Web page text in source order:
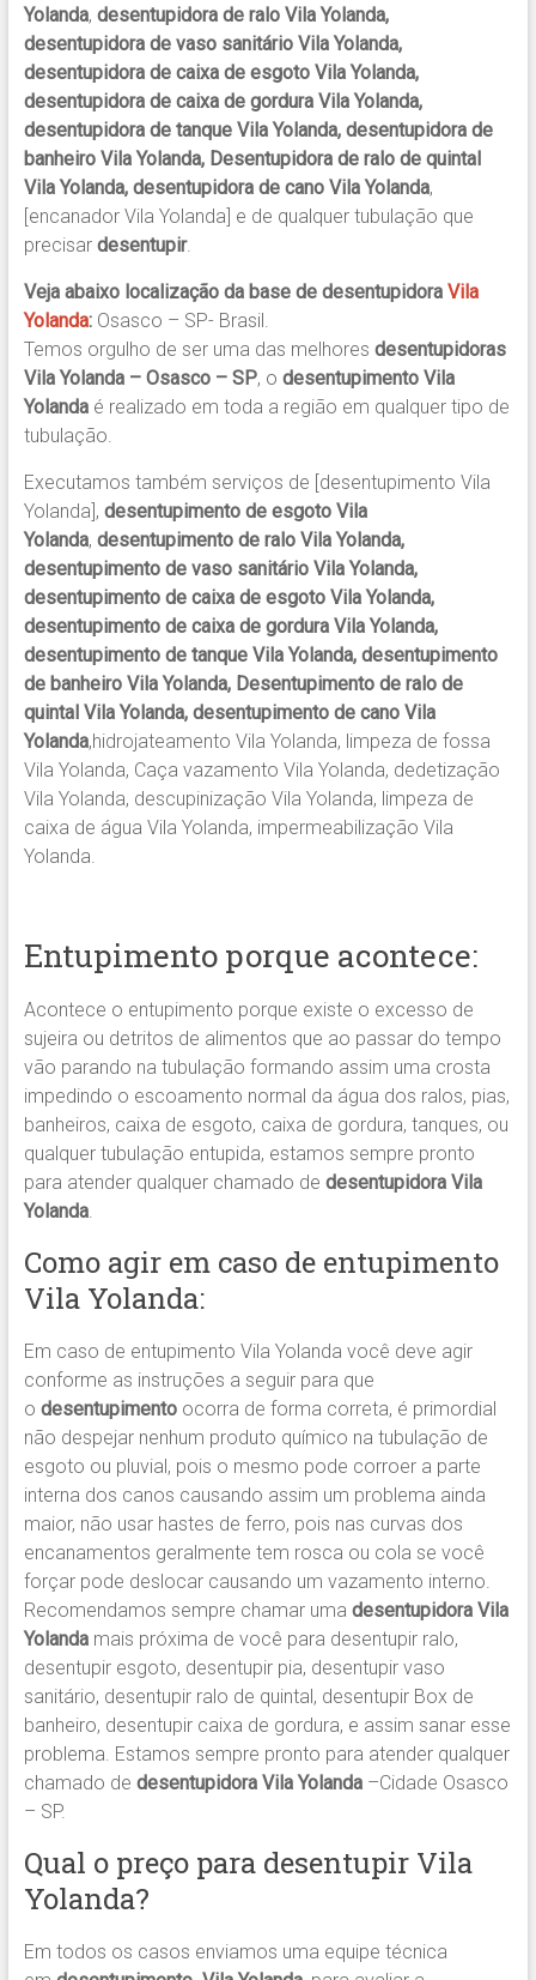
Yolanda, desentupidora de ralo Vila Yolanda,
desentupidora de vaso sanitário Vila Yolanda,
desentupidora de caixa de esgoto Vila Yolanda,
desentupidora de caixa de gordura Vila Yolanda,
desentupidora de tanque Vila Yolanda, desentupidora de
banheiro Vila Yolanda, Desentupidora de ralo de quintal
Vila Yolanda, desentupidora de cano Vila Yolanda,
[encanador Vila Yolanda] e de qualquer tubulação que
precisar desentupir.
Veja abaixo localização da base de desentupidora Vila
Yolanda:Osasco – SP- Brasil.
Temos orgulho de ser uma das melhores desentupidoras
Vila Yolanda – Osasco – SP, o desentupimento Vila
Yolandaé realizado em toda a região em qualquer tipo de
tubulação.
Executamos também serviços de [desentupimento Vila
Yolanda], desentupimento de esgoto Vila
Yolanda, desentupimento de ralo Vila Yolanda,
desentupimento de vaso sanitário Vila Yolanda,
desentupimento de caixa de esgoto Vila Yolanda,
desentupimento de caixa de gordura Vila Yolanda,
desentupimento de tanque Vila Yolanda, desentupimento
de banheiro Vila Yolanda, Desentupimento de ralo de
quintal Vila Yolanda, desentupimento de cano Vila
Yolanda,hidrojateamento Vila Yolanda, limpeza de fossa
Vila Yolanda, Caça vazamento Vila Yolanda, dedetização
Vila Yolanda, descupinização Vila Yolanda, limpeza de
caixa de água Vila Yolanda, impermeabilização Vila
Yolanda.
Entupimento porque acontece:
Acontece o entupimento porque existe o excesso de
sujeira ou detritos de alimentos que ao passar do tempo
vão parando na tubulação formando assim uma crosta
impedindo o escoamento normal da água dos ralos, pias,
banheiros, caixa de esgoto, caixa de gordura, tanques, ou
qualquer tubulação entupida, estamos sempre pronto
para atender qualquer chamado de desentupidora Vila
Yolanda.
Como agir em caso de entupimento
Vila Yolanda:
Em caso de entupimento Vila Yolanda você deve agir
conforme as instruções a seguir para que
o desentupimentoocorra de forma correta, é primordial
não despejar nenhum produto químico na tubulação de
esgoto ou pluvial, pois o mesmo pode corroer a parte
interna dos canos causando assim um problema ainda
maior, não usar hastes de ferro, pois nas curvas dos
encanamentos geralmente tem rosca ou cola se você
forçar pode deslocar causando um vazamento interno.
Recomendamos sempre chamar uma desentupidora Vila
Yolandamais próxima de você para desentupir ralo,
desentupir esgoto, desentupir pia, desentupir vaso
sanitário, desentupir ralo de quintal, desentupir Box de
banheiro, desentupir caixa de gordura, e assim sanar esse
problema. Estamos sempre pronto para atender qualquer
chamado de desentupidora Vila Yolanda–Cidade Osasco
– SP.
Qual o preço para desentupir Vila
Yolanda?
Em todos os casos enviamos uma equipe técnica